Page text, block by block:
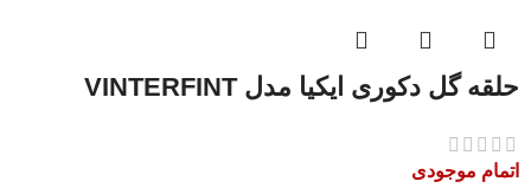
حلقه گل دکوری ایکیا مدل VINTERFINT
اتمام موجودی